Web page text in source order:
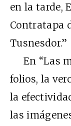
en la tarde,
Contratapa
Tusnesdor.”
En “Las
folios, la
la
las